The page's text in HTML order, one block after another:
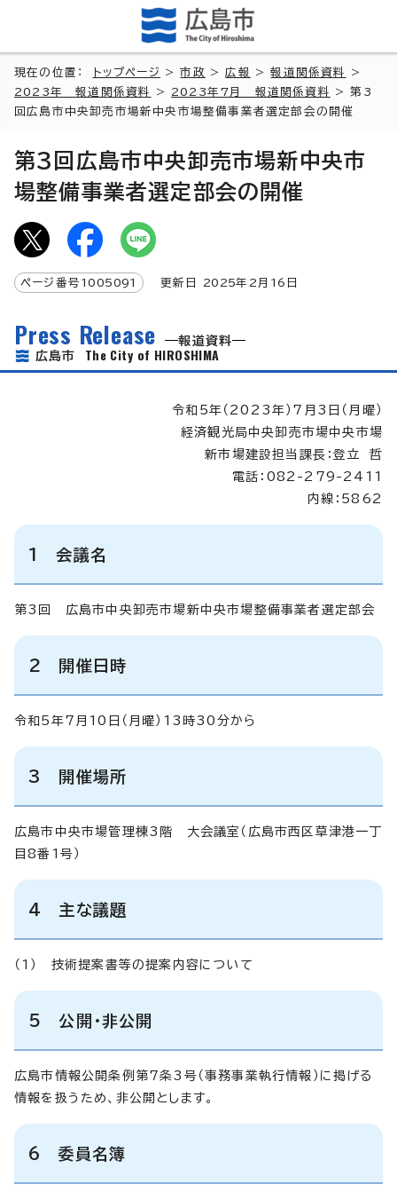
現在の位置： トップページ >市政 >広報 >報道関係資料
>
2023年 報道関係資料
> 2023年7月 報道関係資料
> 第3
回広島市中央卸売市場新中央市場整備事業者選定部会の開催
第3回広島市中央卸売市場新中央市
場整備事業者選定部会の開催
ページ番号 1005091 更新日 2025年2月 16 日
Press Release
報道資料
広島市 The City of HIROSHIMA
令和5年（2023年）7月3日（月曜）
経済観光局中央卸売市場中央市場
新市場建設担当課長：登立 哲
電話：082-279-2411
内線：5862
1 会議名
第3回 広島市中央卸売市場新中央市場整備事業者選定部会
2 開催日時
令和5年7月10日（月曜）13時30分から
3 開催場所
広島市中央市場管理棟3階 大会議室（広島市西区草津港一丁
目8番1号）
4 主な議題
（1） 技術提案書等の提案内容について
5 公開・非公開
広島市情報公開条例第7条3号（事務事業執行情報）に掲げる
情報を扱うため、非公開とします。
6 委員名簿